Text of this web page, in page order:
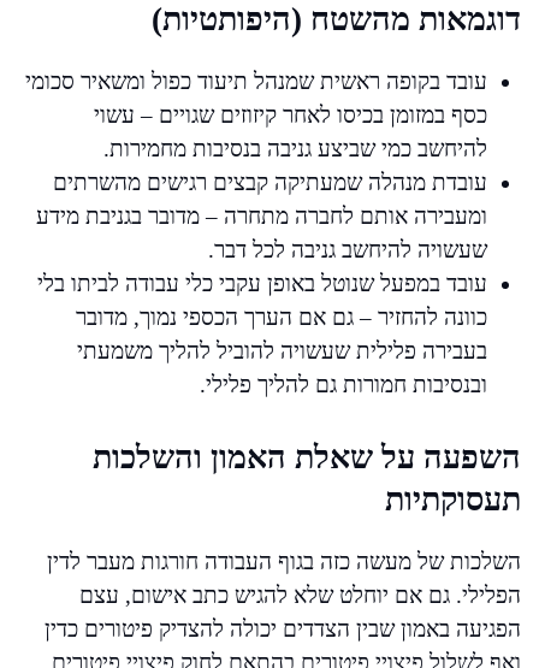
דוגמאות מהשטח (היפותטיות)
עובד בקופה ראשית שמנהל תיעוד כפול ומשאיר סכומי
כסף במזומן בכיסו לאחר קיזוזים שגויים – עשוי
להיחשב כמי שביצע גניבה בנסיבות מחמירות.
עובדת מנהלה שמעתיקה קבצים רגישים מהשרתים
ומעבירה אותם לחברה מתחרה – מדובר בגניבת מידע
שעשויה להיחשב גניבה לכל דבר.
עובד במפעל שנוטל באופן עקבי כלי עבודה לביתו בלי
כוונה להחזיר – גם אם הערך הכספי נמוך, מדובר
בעבירה פלילית שעשויה להוביל להליך משמעתי
ובנסיבות חמורות גם להליך פלילי.
השפעה על שאלת האמון והשלכות
תעסוקתיות
השלכות של מעשה כזה בגוף העבודה חורגות מעבר לדין
הפלילי. גם אם יוחלט שלא להגיש כתב אישום, עצם
הפגיעה באמון שבין הצדדים יכולה להצדיק פיטורים כדין
ואף לשלול פיצויי פיטורים בהתאם לחוק פיצויי פיטורים,